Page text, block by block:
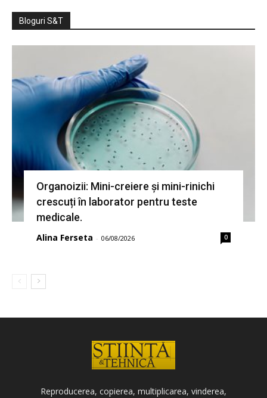
Bloguri S&T
Organoizii: Mini-creiere și mini-rinichi
crescuți în laborator pentru teste
medicale.
Alina Ferseta - 06/08/2026 0
Reproducerea, copierea, multiplicarea, vinderea,